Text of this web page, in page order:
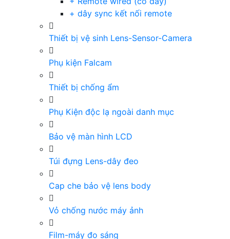
+ dây sync kết nối remote
Thiết bị vệ sinh Lens-Sensor-Camera
Phụ kiện Falcam
Thiết bị chống ẩm
Phụ Kiện độc lạ ngoài danh mục
Bảo vệ màn hình LCD
Túi đựng Lens-dây đeo
Cap che bảo vệ lens body
Vỏ chống nước máy ảnh
Film-máy đo sáng